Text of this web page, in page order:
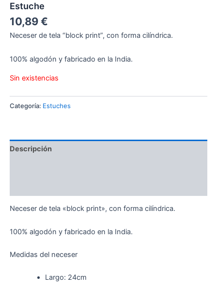
Estuche
10,89€
Neceser de tela “block print”, con forma cilíndrica.
100% algodón y fabricado en la India.
Sin existencias
Categoría: Estuches
Descripción
Neceser de tela «block print», con forma cilíndrica.
100% algodón y fabricado en la India.
Medidas del neceser
Largo: 24cm